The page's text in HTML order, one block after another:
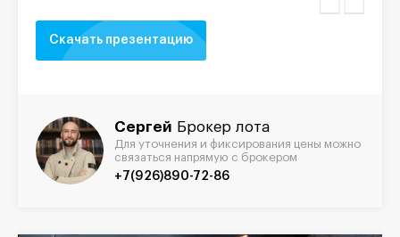
Скачать презентацию
Сергей Брокер лота
Для уточнения и фиксирования цены можно
связаться напрямую с брокером
+7(926)890-72-86